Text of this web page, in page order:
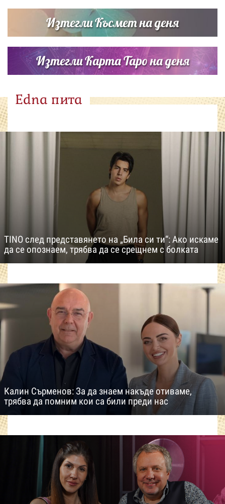
Изтегли Късмет на деня
Изтегли Карта Таро на деня
Edna пита
TINO след представянето на „Била си ти“: Ако искаме
да се опознаем, трябва да се срещнем с болката
Калин Сърменов: За да знаем накъде отиваме,
трябва да помним кои са били преди нас